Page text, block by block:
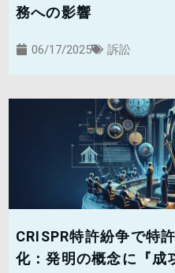
務への影響
06/17/2025 訴訟
CRISPR特許紛争で特
化：発明の概念に『成